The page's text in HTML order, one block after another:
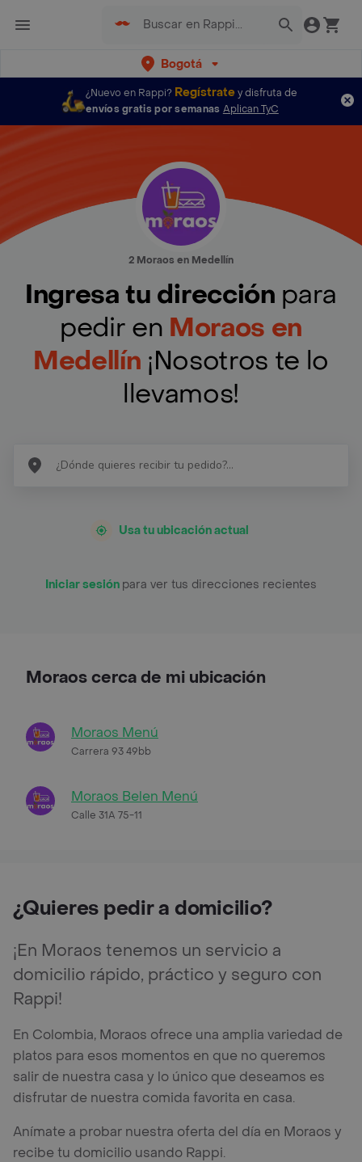
Bogotá
¿Nuevo en Rappi? Regístratey disfruta de
envíos gratis por semanas Aplican TyC
2 Moraos en Medellín
Ingresa tu dirección para
pedir en Moraos en
Medellín ¡Nosotros te lo
llevamos!
Usa tu ubicación actual
Iniciar sesión para ver tus direcciones recientes
Moraos cerca de mi ubicación
Moraos Menú
Carrera 93 49bb
Moraos Belen Menú
Calle 31A 75-11
¿Quieres pedir a domicilio?
¡En Moraos tenemos un servicio a
domicilio rápido, práctico y seguro con
Rappi!
En Colombia, Moraos ofrece una amplia variedad de
platos para esos momentos en que no queremos
salir de nuestra casa y lo único que deseamos es
disfrutar de nuestra comida favorita en casa.
Anímate a probar nuestra oferta del día en Moraos y
recibe tu domicilio usando Rappi.